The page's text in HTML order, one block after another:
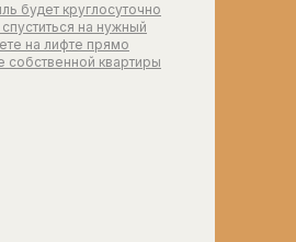
будет круглосуточно
на нужный
на лифте прямо
собственной квартиры